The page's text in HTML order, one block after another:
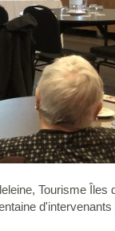
Tourisme Îles
d'intervenants